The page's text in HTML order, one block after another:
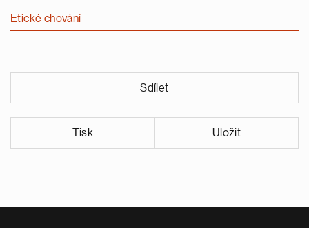
Etické chování
Sdílet
Tisk Uložit